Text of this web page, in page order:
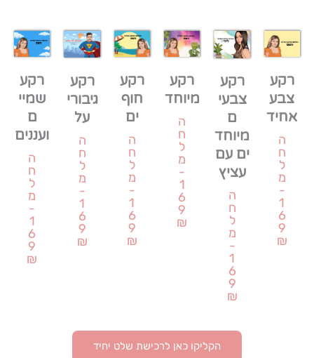
רקע
צבע
אחיד
ה
ח
ל
מ
-
1
6
9
₪
רקע
צבעי
ם
מיוחד
ים עם
עציץ
ה
ח
ל
מ
-
1
6
9
₪
רקע
מיוחד
ה
ח
ל
מ
-
1
6
9
₪
רקע
חוף
ים
ה
ח
ל
מ
-
1
6
9
₪
רקע
גיבורי
על
ה
ח
ל
מ
-
1
6
9
₪
רקע
שמיי
ם
ועננים
ה
ח
ל
מ
-
1
6
9
₪
הקליקו כאן לרכישת שלט יחיד